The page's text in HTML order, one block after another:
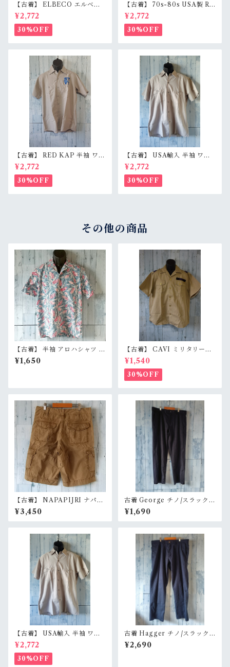
【古着】 ELBECO エルベコ
半袖 ワークシャツ L（身幅63.
5cm） ホワイト 白 ビッグシ
ルエット オーバーサイズ Ran
kB
¥2,772
30%OFF
【古着】 70s-80s USA製 RE
D KAP 半袖 ワークシャツ L
（身幅62cm） チャコール レ
ッドキャップ ヴィンテージ Ra
nkC
¥2,772
30%OFF
【古着】 RED KAP 半袖 ワー
クシャツ M〜L相当（身幅55c
m） 刺しゅう入り 企業ロゴ レ
ッドキャップ アジ感有 RankC
¥2,772
30%OFF
【古着】 USA輸入 半袖 ワー
クシャツ L（身幅59.5cm）
ベージュグレー スナップボタ
ン 薄手 アメカジ RankB
¥2,772
30%OFF
その他の商品
【古着】 半袖 アロハシャツ S
USA製 ボタニカル柄 総柄 オ
ープンカラー シワになりにく
¥1,650
【古着】 CAVI ミリタリー風
半袖シャツ XL（身幅63cm）
ベージュ 金ボタン 80s ロック
エポレット オーバーサイズ Ra
nkB
¥1,540
30%OFF
【古着】 NAPAPIJRI ナパピ
リ ハーフ カーゴパンツ 31
（ウエスト79cm） カーキ ア
ースカラー ショーツ ユーロス
¥3,450
古着 George チノ/スラックス
サイズ36×30 ブラック系 Ran
kB
¥1,690
【古着】 USA輸入 半袖 ワー
クシャツ L（身幅59.5cm）
ベージュグレー スナップボタ
ン 薄手 アメカジ RankB
¥2,772
30%OFF
古着 Hagger チノ/スラック
ス サイズ38×30 ネイビー系 R
ankB
¥2,690